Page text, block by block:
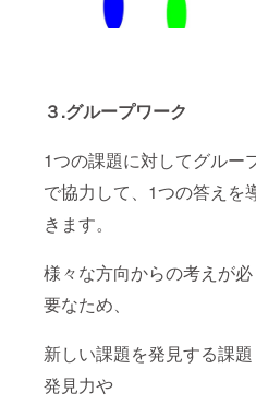
３.グループワーク
1つの課題に対してグルー
で協力して、1つの答えを
きます。
様々な方向からの考えが必
要なため、
新しい課題を発見する課題
発見力や